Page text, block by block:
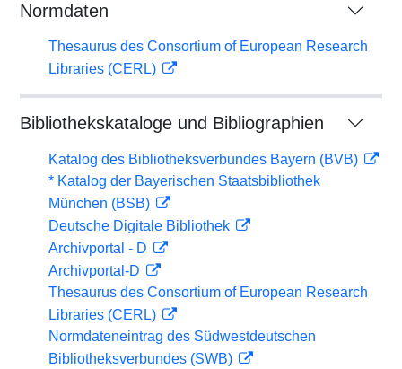
Normdaten
Thesaurus des Consortium of European Research
Libraries (CERL)
Bibliothekskataloge und Bibliographien
Katalog des Bibliotheksverbundes Bayern (BVB)
* Katalog der Bayerischen Staatsbibliothek
München (BSB)
Deutsche Digitale Bibliothek
Archivportal - D
Archivportal-D
Thesaurus des Consortium of European Research
Libraries (CERL)
Normdateneintrag des Südwestdeutschen
Bibliotheksverbundes (SWB)